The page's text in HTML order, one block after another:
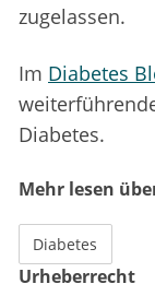
zugelassen.
Im Diabetes
Diabetes.
Mehr lesen
Diabetes
Urheberrecht